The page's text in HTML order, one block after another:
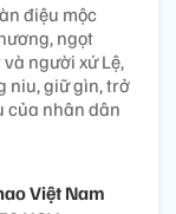
điệu mộc
ngọt
người xứ Lệ,
niu, giữ gìn, trở
của nhân dân
Việt Nam